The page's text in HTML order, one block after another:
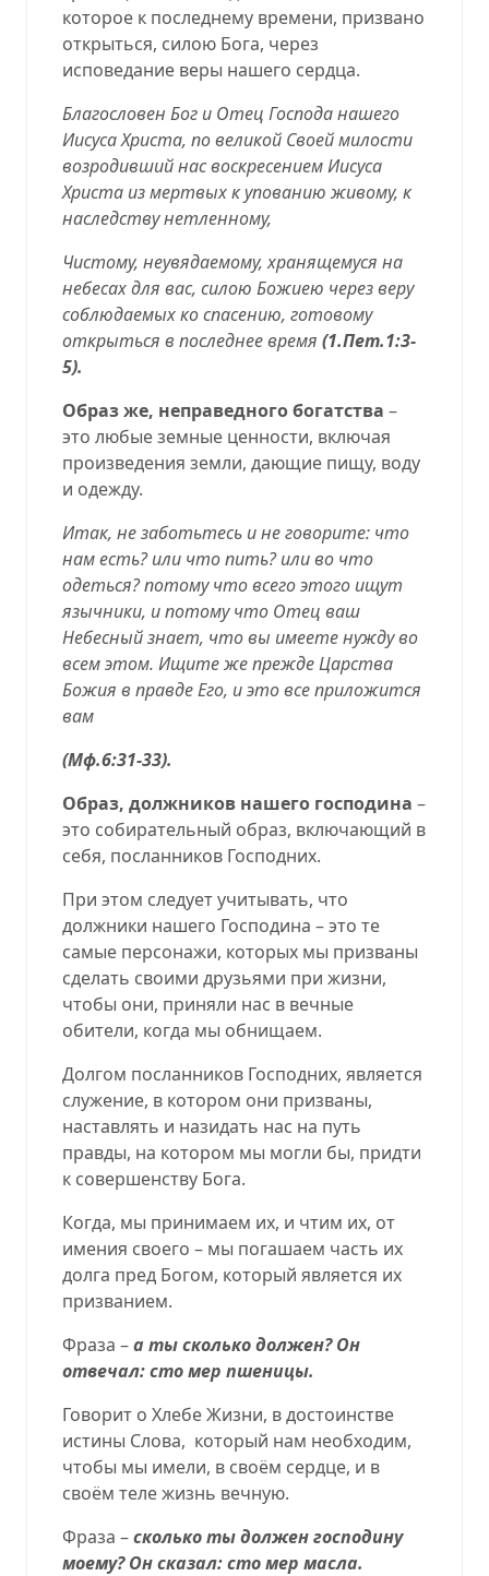
которое к последнему времени, призвано
открыться, силою Бога, через
исповедание веры нашего сердца.
Благословен Бог и Отец Господа нашего
Иисуса Христа, по великой Своей милости
возродивший нас воскресением Иисуса
Христа из мертвых к упованию живому, к
наследству нетленному,
Чистому, неувядаемому, хранящемуся на
небесах для вас, силою Божиею через веру
соблюдаемых ко спасению, готовому
открыться в последнее время (1.Пет.1:3-
5).
Образ же, неправедного богатства –
это любые земные ценности, включая
произведения земли, дающие пищу, воду
и одежду.
Итак, не заботьтесь и не говорите: что
нам есть? или что пить? или во что
одеться? потому что всего этого ищут
язычники, и потому что Отец ваш
Небесный знает, что вы имеете нужду во
всем этом. Ищите же прежде Царства
Божия в правде Его, и это все приложится
вам
(Мф.6:31-33).
Образ, должников нашего господина –
это собирательный образ, включающий в
себя, посланников Господних.
При этом следует учитывать, что
должники нашего Господина – это те
самые персонажи, которых мы призваны
сделать своими друзьями при жизни,
чтобы они, приняли нас в вечные
обители, когда мы обнищаем.
Долгом посланников Господних, является
служение, в котором они призваны,
наставлять и назидать нас на путь
правды, на котором мы могли бы, придти
к совершенству Бога.
Когда, мы принимаем их, и чтим их, от
имения своего – мы погашаем часть их
долга пред Богом, который является их
призванием.
Фраза –а ты сколько должен? Он
отвечал: сто мер пшеницы.
Говорит о Хлебе Жизни, в достоинстве
истины Слова, который нам необходим,
чтобы мы имели, в своём сердце, и в
своём теле жизнь вечную.
Фраза –сколько ты должен господину
моему? Он сказал: сто мер масла.